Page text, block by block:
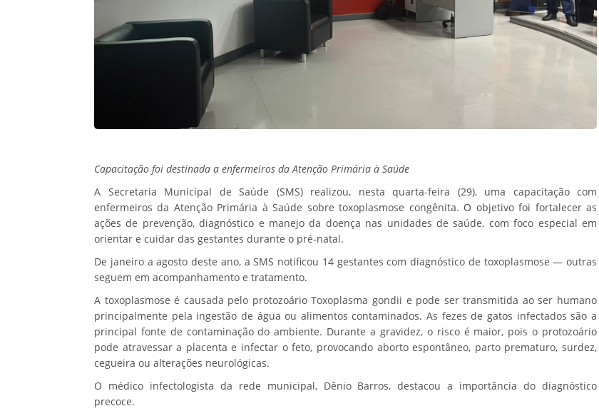
Capacitação foi destinada a enfermeiros da Atenção Primária à Saúde
A Secretaria Municipal de Saúde (SMS) realizou, nesta quarta-feira (29), uma capacitação com
enfermeiros da Atenção Primária à Saúde sobre toxoplasmose congênita. O objetivo foi fortalecer as
ações de prevenção, diagnóstico e manejo da doença nas unidades de saúde, com foco especial em
orientar e cuidar das gestantes durante o pré-natal.
De janeiro a agosto deste ano, a SMS notificou 14 gestantes com diagnóstico de toxoplasmose — outras
seguem em acompanhamento e tratamento.
A toxoplasmose é causada pelo protozoário Toxoplasma gondii e pode ser transmitida ao ser humano
principalmente pela ingestão de água ou alimentos contaminados. As fezes de gatos infectados são a
principal fonte de contaminação do ambiente. Durante a gravidez, o risco é maior, pois o protozoário
pode atravessar a placenta e infectar o feto, provocando aborto espontâneo, parto prematuro, surdez,
cegueira ou alterações neurológicas.
O médico infectologista da rede municipal, Dênio Barros, destacou a importância do diagnóstico
precoce.